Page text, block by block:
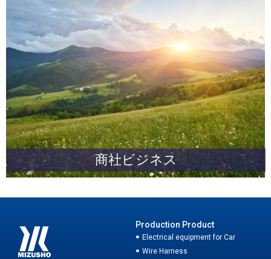
商社ビジネス
Production Product
Electrical equipment for Car
Wire Harness